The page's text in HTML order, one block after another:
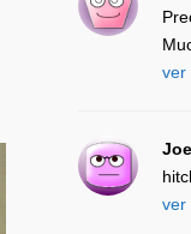
ver
ver